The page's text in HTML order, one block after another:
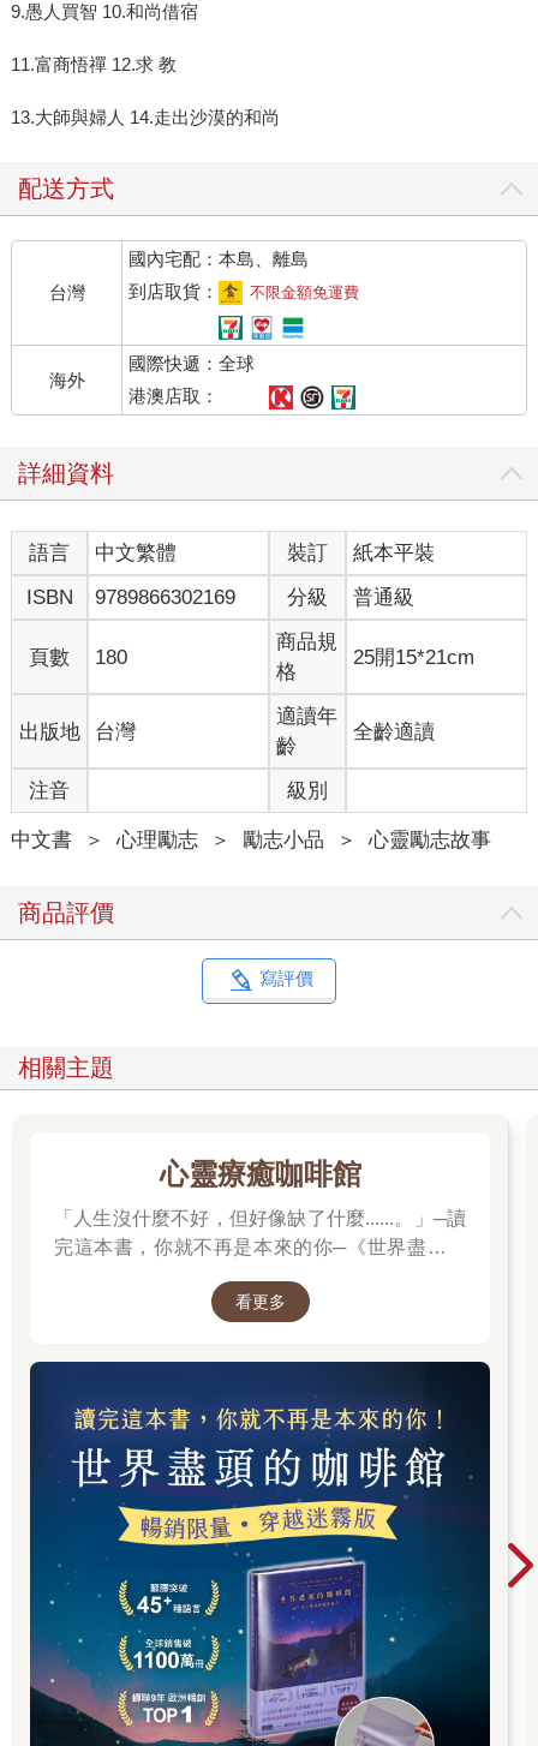
9.愚人買智 10.和尚借宿
11.富商悟禪 12.求 教
13.大師與婦人 14.走出沙漠的和尚
配送方式
台灣
國內宅配：本島、離島
到店取貨：
不限金額免運費
海外
國際快遞：全球
港澳店取：
詳細資料
語言 中文繁體 裝訂
紙本平裝
ISBN
9789866302169 分級 普通級
頁數 180
商品規
格
25開15*21cm
出版地 台灣
適讀年
齡
全齡適讀
注音 級別
中文書 ＞ 心理勵志 ＞ 勵志小品 ＞ 心靈勵志故事
商品評價
寫評價
相關主題
心靈療癒咖啡館
「人生沒什麼不好，但好像缺了什麼......。」─讀
完這本書，你就不再是本來的你─《世界盡頭的
看更多